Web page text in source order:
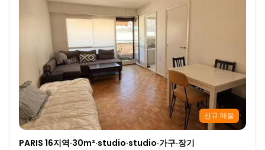
신규 매물
PARIS 16지역·30m²·studio·studio·가구·장기